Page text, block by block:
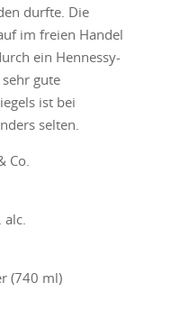
durfte. Die
im freien Handel
ein Hennessy-
gute
ist bei
selten.
Co.
alc.
(740 ml)